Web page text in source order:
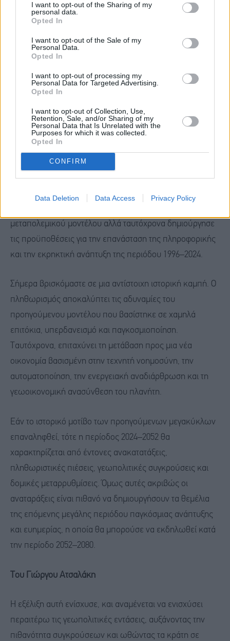
I want to opt-out of the Sharing of my
personal data.
Opted In
I want to opt-out of the Sale of my
Personal Data.
Opted In
I want to opt-out of processing my
Personal Data for Targeted Advertising.
Opted In
I want to opt-out of Collection, Use,
Retention, Sale, and/or Sharing of my
Personal Data that Is Unrelated with the
Purposes for which it was collected.
Opted In
CONFIRM
Data Deletion Data Access Privacy Policy
Υψηλός πληθωρισμός Επιστροφή πληθωρισμού
Νέες τεχνολογίες πληροφορικής Τεχνητή νοημοσύνη
Κοινωνικές αναταράξεις Πολιτική πόλωση
μοντέλο ανάπτυξης
Ο πληθωρισμός δεν αποτελεί απλώς ένα
μακροοικονομικό πρόβλημα. Στις αρχές ενός
οικονομικού μεγακύκλου λειτουργεί ως μηχανισμός
μετάβασης από το παλιό στο νέο οικονομικό καθεστώς.
μεταπολεμικού μοντέλου αλλά ταυτόχρονα δημιούργησε
τις προϋποθέσεις για την επανάσταση της πληροφορικής
και την εκρηκτική ανάπτυξη της περιόδου 1996–2024.
Σήμερα βρισκόμαστε σε μια αντίστοιχη ιστορική καμπή. Ο
πληθωρισμός αποκαλύπτει τις αδυναμίες του
προηγούμενου μοντέλου που βασίστηκε σε χαμηλά
επιτόκια, υπερδανεισμό και παγκοσμιοποίηση.
Ταυτόχρονα, επιταχύνει τη μετάβαση προς μια νέα
οικονομία βασισμένη στην τεχνητή νοημοσύνη, την
αυτοματοποίηση, την ενεργειακή αναδιάρθρωση και τη
γεωοικονομική ανασύνθεση του πλανήτη.
Εάν το ιστορικό μοτίβο των προηγούμενων μεγακύκλων
επαναληφθεί, τότε η περίοδος 2024–2052 θα
χαρακτηρίζεται από έντονες ανακατατάξεις,
πληθωριστικές πιέσεις, γεωπολιτικές συγκρούσεις και
δομικές μεταρρυθμίσεις. Όμως αυτές ακριβώς οι
αναταράξεις είναι πιθανό να δημιουργήσουν τα θεμέλια
της επόμενης μεγάλης περιόδου παγκόσμιας ανάπτυξης
και ευημερίας, η οποία θα μπορούσε να εκδηλωθεί κατά
την περίοδο 2052–2080.
Του Γιώργου Ατσαλάκη
Η εξέλιξη αυτή ενίσχυσε, και αναμένεται να ενισχύσει
περαιτέρω τις γεωπολιτικές εντάσεις, αυξάνοντας την
πιθανότητα συγκρούσεων και ωθώντας τα κράτη σε